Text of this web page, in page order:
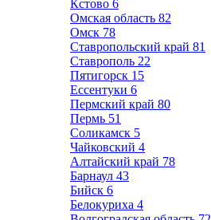
Кстово 6
Омская область 82
Омск 78
Ставропольский край 81
Ставрополь 22
Пятигорск 15
Ессентуки 6
Пермский край 80
Пермь 51
Соликамск 5
Чайковский 4
Алтайский край 78
Барнаул 43
Бийск 6
Белокуриха 4